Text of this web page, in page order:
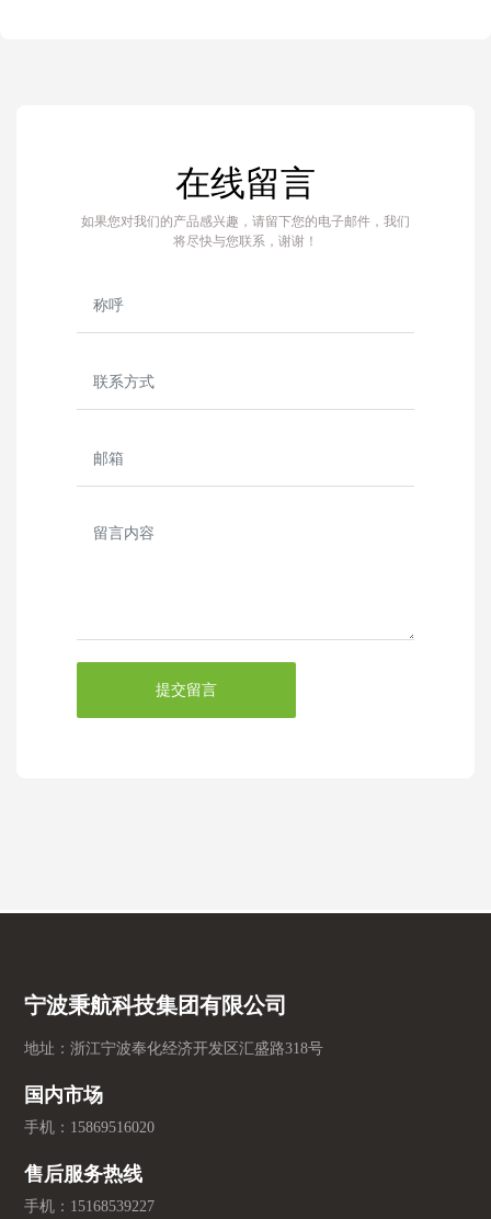
在线留言
如果您对我们的产品感兴趣，请留下您的电子邮件，我们
将尽快与您联系，谢谢！
提交留言
宁波秉航科技集团有限公司
地址：浙江宁波奉化经济开发区汇盛路318号
国内市场
手机： 15869516020
售后服务热线
手机： 15168539227